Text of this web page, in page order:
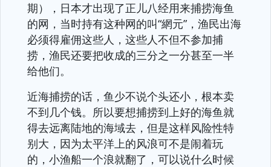
期），日本才出现了正儿八经用来捕捞海鱼
的网，当时持有这种网的叫“網元”，渔民出海
必须得雇佣这些人，这些人不但不参加捕
捞，渔民还要把收成的三分之一分甚至一半
给他们。
近海捕捞的话，鱼少不说个头还小，根本卖
不到几个钱。所以要想捕捞到上好的海鱼就
得去远离陆地的海域去，但是这样风险性特
别大，因为太平洋上的风浪可不是闹着玩
的，小渔船一个浪就翻了，可以说什么时候